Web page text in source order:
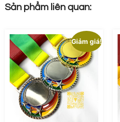
Sản phẩm liên quan:
Giảm giá!